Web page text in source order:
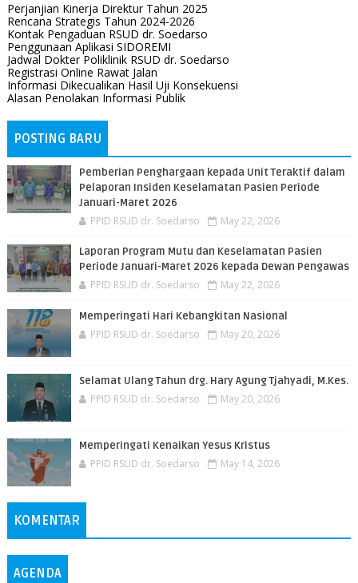
Perjanjian Kinerja Direktur Tahun 2025
Rencana Strategis Tahun 2024-2026
Kontak Pengaduan RSUD dr. Soedarso
Penggunaan Aplikasi SIDOREMI
Jadwal Dokter Poliklinik RSUD dr. Soedarso
Registrasi Online Rawat Jalan
Informasi Dikecualikan Hasil Uji Konsekuensi
Alasan Penolakan Informasi Publik
POSTING BARU
Pemberian Penghargaan kepada Unit Teraktif dalam
Pelaporan Insiden Keselamatan Pasien Periode
Januari-Maret 2026
PPID RSUD dr. Soedarso May 22, 2026
Laporan Program Mutu dan Keselamatan Pasien
Periode Januari-Maret 2026 kepada Dewan Pengawas
PPID RSUD dr. Soedarso May 22, 2026
Memperingati Hari Kebangkitan Nasional
PPID RSUD dr. Soedarso May 20, 2026
Selamat Ulang Tahun drg. Hary Agung Tjahyadi, M.Kes.
PPID RSUD dr. Soedarso May 20, 2026
Memperingati Kenaikan Yesus Kristus
PPID RSUD dr. Soedarso May 14, 2026
KOMENTAR
AGENDA